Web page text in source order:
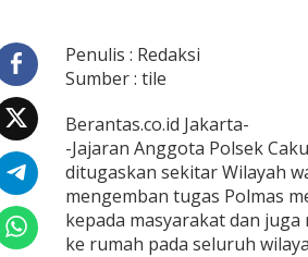
l
u
h
n
,
P
a
n
i
t
Penulis : Redaksi
Sumber : tile
Berantas.co.id Jakarta-
-Jajaran Anggota Polsek
ditugaskan sekitar Wilayah
mengemban tugas Polmas
kepada masyarakat dan
ke rumah pada seluruh